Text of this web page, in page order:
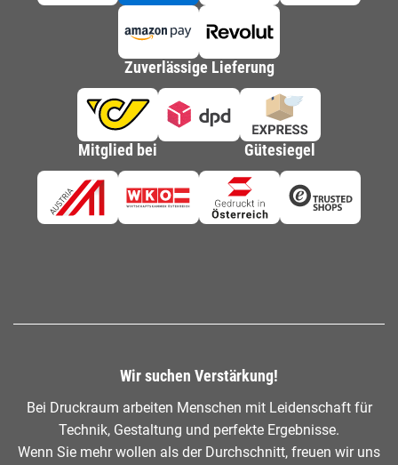
Zuverlässige Lieferung
Mitglied bei Gütesiegel
Wir suchen Verstärkung!
Bei Druckraum arbeiten Menschen mit Leidenschaft für
Technik, Gestaltung und perfekte Ergebnisse.
Wenn Sie mehr wollen als der Durchschnitt, freuen wir uns